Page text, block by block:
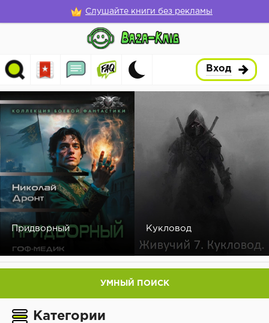
Слушайте книги без рекламы
Вход
Придворный Кукловод
УМНЫЙ ПОИСК
Категории